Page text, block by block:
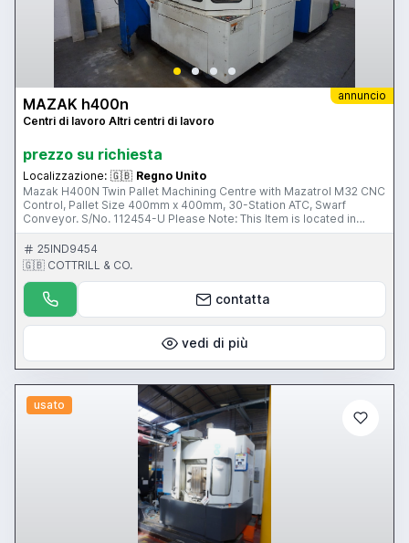
annuncio
MAZAK h400n
Centri di lavoro Altri centri di lavoro
prezzo su richiesta
Localizzazione: 🇬🇧 Regno Unito
Mazak H400N Twin Pallet Machining Centre with Mazatrol M32 CNC
Control, Pallet Size 400mm x 400mm, 30-Station ATC, Swarf
Conveyor. S/No. 112454-U Please Note: This Item is located in
Preston, Lancashire This Item is part of 2 online auction sales
ending on Thursday 11th February 2016 at 3pm & 4pm (UK Time)
Please visit our website for full details: www.cottandco.com
25IND9454
🇬🇧 COTTRILL & CO.
contatta
vedi di più
usato